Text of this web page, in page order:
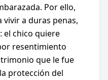
Por ello,
vivir a duras penas,
el chico quiere
resentimiento
que le fue
protección del